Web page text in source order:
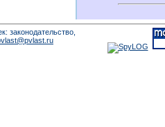
законодательство,